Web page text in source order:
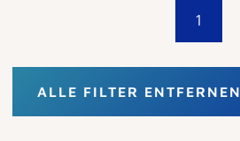
1
ALLE FILTER ENTFERNEN